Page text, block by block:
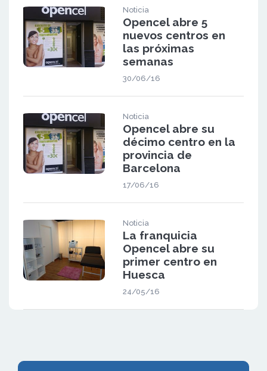
Noticia
Opencel abre 5
nuevos centros en
las próximas
semanas
30/06/16
Noticia
Opencel abre su
décimo centro en la
provincia de
Barcelona
17/06/16
Noticia
La franquicia
Opencel abre su
primer centro en
Huesca
24/05/16